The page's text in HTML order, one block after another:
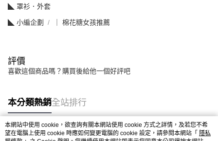
◣ 罩衫．外套
◣ 小編企劃 ｜ 棉花糖女孩推薦
評價
喜歡這個商品嗎？購買後給他一個好評吧
本分類熱銷全站排行
本網站中使用 cookie，欲查詢有關本網站使用 cookie 方式之詳情，及若您不希
望在電腦上使用 cookie 時應如何變更電腦的 cookie 設定，請參閱本網站「 隱私